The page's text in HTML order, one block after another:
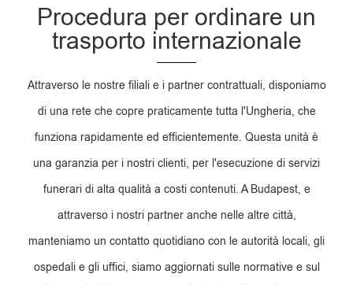
Procedura per ordinare un
trasporto internazionale
Attraverso le nostre filiali e i partner contrattuali, disponiamo
di una rete che copre praticamente tutta l'Ungheria, che
funziona rapidamente ed efficientemente. Questa unità è
una garanzia per i nostri clienti, per l'esecuzione di servizi
funerari di alta qualità a costi contenuti. A Budapest, e
attraverso i nostri partner anche nelle altre città,
manteniamo un contatto quotidiano con le autorità locali, gli
ospedali e gli uffici, siamo aggiornati sulle normative e sul